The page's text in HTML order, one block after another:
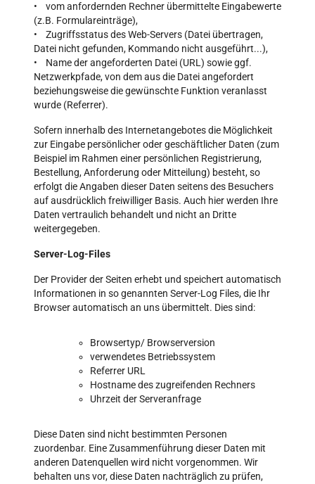
• vom anfordernden Rechner übermittelte Eingabewerte
(z.B. Formulareinträge),
• Zugriffsstatus des Web-Servers (Datei übertragen,
Datei nicht gefunden, Kommando nicht ausgeführt...),
• Name der angeforderten Datei (URL) sowie ggf.
Netzwerkpfade, von dem aus die Datei angefordert
beziehungsweise die gewünschte Funktion veranlasst
wurde (Referrer).
Sofern innerhalb des Internetangebotes die Möglichkeit
zur Eingabe persönlicher oder geschäftlicher Daten (zum
Beispiel im Rahmen einer persönlichen Registrierung,
Bestellung, Anforderung oder Mitteilung) besteht, so
erfolgt die Angaben dieser Daten seitens des Besuchers
auf ausdrücklich freiwilliger Basis. Auch hier werden Ihre
Daten vertraulich behandelt und nicht an Dritte
weitergegeben.
Server-Log-Files
Der Provider der Seiten erhebt und speichert automatisch
Informationen in so genannten Server-Log Files, die Ihr
Browser automatisch an uns übermittelt. Dies sind:
Browsertyp/ Browserversion
verwendetes Betriebssystem
Referrer URL
Hostname des zugreifenden Rechners
Uhrzeit der Serveranfrage
Diese Daten sind nicht bestimmten Personen
zuordenbar. Eine Zusammenführung dieser Daten mit
anderen Datenquellen wird nicht vorgenommen. Wir
behalten uns vor, diese Daten nachträglich zu prüfen,